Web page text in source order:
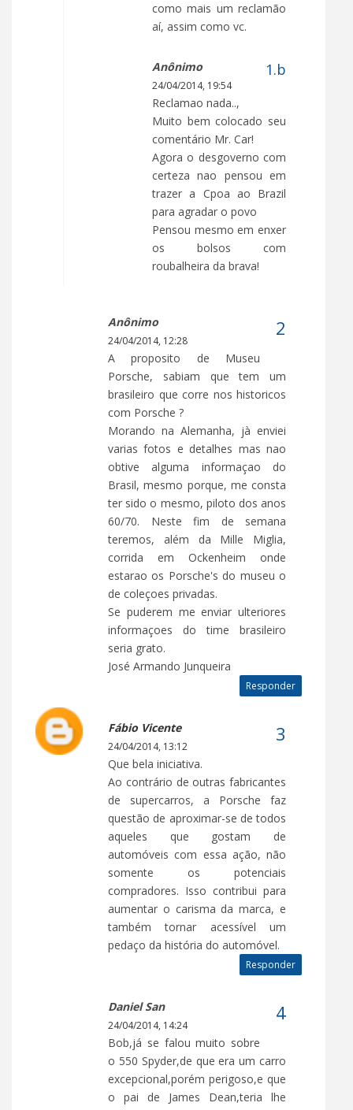
como mais um reclamão
aí, assim como vc.
Anônimo
24/04/2014, 19:54
Reclamao nada..,
Muito bem colocado seu
comentário Mr. Car!
Agora o desgoverno com
certeza nao pensou em
trazer a Cpoa ao Brazil
para agradar o povo
Pensou mesmo em enxer
os bolsos com
roubalheira da brava!
Anônimo
24/04/2014, 12:28
A proposito de Museu
Porsche, sabiam que tem um
brasileiro que corre nos historicos
com Porsche ?
Morando na Alemanha, jà enviei
varias fotos e detalhes mas nao
obtive alguma informaçao do
Brasil, mesmo porque, me consta
ter sido o mesmo, piloto dos anos
60/70. Neste fim de semana
teremos, além da Mille Miglia,
corrida em Ockenheim onde
estarao os Porsche's do museu o
de coleçoes privadas.
Se puderem me enviar ulteriores
informaçoes do time brasileiro
seria grato.
José Armando Junqueira
Responder
Fábio Vicente
24/04/2014, 13:12
Que bela iniciativa.
Ao contrário de outras fabricantes
de supercarros, a Porsche faz
questão de aproximar-se de todos
aqueles que gostam de
automóveis com essa ação, não
somente os potenciais
compradores. Isso contribui para
aumentar o carisma da marca, e
também tornar acessível um
pedaço da história do automóvel.
Responder
Daniel San
24/04/2014, 14:24
Bob,já se falou muito sobre
o 550 Spyder,de que era um carro
excepcional,porém perigoso,e que
o pai de James Dean,teria lhe